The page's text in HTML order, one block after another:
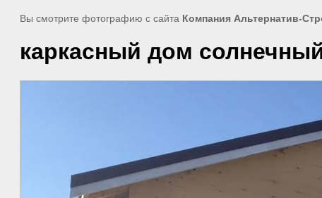
Вы смотрите фотографию с сайта Компания Альтернатив-
каркасный дом